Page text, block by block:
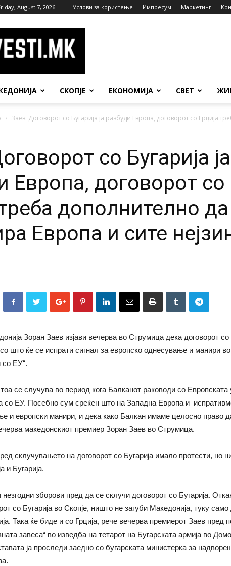
August 7, 2026 Услови за користење Импресум Маркетинг
СКОПЈЕ ЕКОНОМИЈА СВЕТ
Заев: Договорот со Бугарија ја разбуди Европа, договорот со Грција
со Бугарија ја
Европа, договорот со
дополнително да
Европа и сите
Зоран Заев изјави вечерва во Струмица дека договорот со
што ќе се испрати сигнал за европско однесување и манири во
со ЕУ“.
се случува во период кога Балканот раководи со Европската
со ЕУ. Посебно сум среќен што на Западна Европа и
и европски манири, и дека како Балкан имаме целосно право
македонскиот премиер Зоран Заев во Струмица.
склучувањето на договорот со Бугарија имало протести, но
и Бугарија.
зборови пред да се склучи договорот со Бугарија.
со Бугарија во Скопје, ништо не загуби Македонија, туку само
Така ќе биде и со Грција, рече вечерва премиерот Заев пред
завеса“ во изведба на тетарот на Бугарската армија во
ја проследи заедно со бугарската министерка за